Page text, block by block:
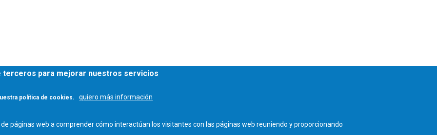
terceros para mejorar nuestros servicios
política de cookies. quiero más información
páginas web a comprender cómo interactúan los visitantes con las páginas web reuniendo y proporcionando